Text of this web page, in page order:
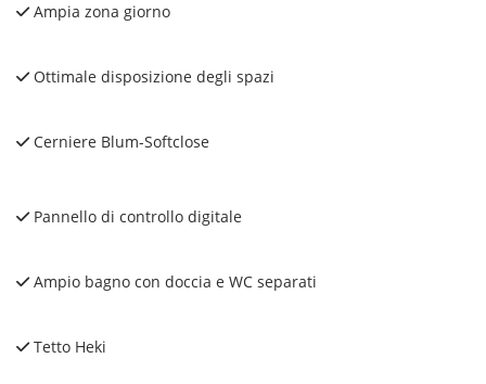
Ampia zona giorno
Ottimale disposizione degli spazi
Cerniere Blum-Softclose
Pannello di controllo digitale
Ampio bagno con doccia e WC separati
Tetto Heki